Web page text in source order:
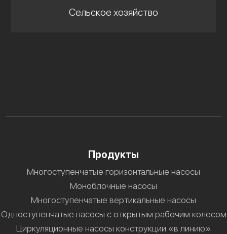
Сельское хозяйство
Продукты
Многоступенчатые горизонтальные насосы
Моноблочные насосы
Многоступенчатые вертикальные насосы
Одноступенчатые насосы с открытым рабочим колесом
Циркуляционные насосы конструкции «в линию»